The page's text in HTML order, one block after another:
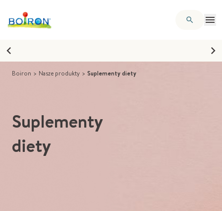
Boiron > Nasze produkty > Suplementy diety
Suplementy
diety